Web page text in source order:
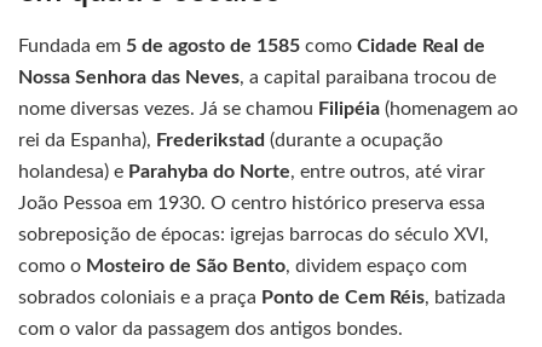
Fundada em 5 de agosto de 1585 como Cidade Real de
Nossa Senhora das Neves, a capital paraibana trocou de
nome diversas vezes. Já se chamou Filipéia (homenagem ao
rei da Espanha), Frederikstad (durante a ocupação
holandesa) e Parahyba do Norte, entre outros, até virar
João Pessoa em 1930. O centro histórico preserva essa
sobreposição de épocas: igrejas barrocas do século XVI,
como o Mosteiro de São Bento, dividem espaço com
sobrados coloniais e a praça Ponto de Cem Réis, batizada
com o valor da passagem dos antigos bondes.